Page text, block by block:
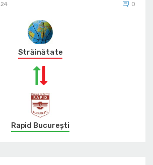
0
Străinătate
Rapid București